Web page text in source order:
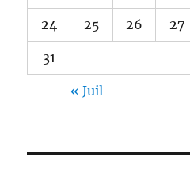
24 25 26 27
31
« Juil